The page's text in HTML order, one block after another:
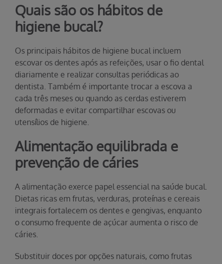
Quais são os hábitos de
higiene bucal?
Os principais hábitos de higiene bucal incluem
escovar os dentes após as refeições, usar o fio dental
diariamente e realizar consultas periódicas ao
dentista. Também é importante trocar a escova a
cada três meses ou quando as cerdas estiverem
deformadas e evitar compartilhar escovas ou
utensílios de higiene.
Alimentação equilibrada e
prevenção de cáries
A alimentação exerce papel essencial na saúde bucal.
Dietas ricas em frutas, verduras, proteínas e cereais
integrais fortalecem os dentes e gengivas, enquanto
o consumo frequente de açúcar aumenta o risco de
cáries.
Substituir doces por opções naturais, como frutas